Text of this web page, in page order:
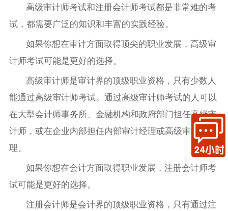
高级审计师考试和注册会计师考试都是非常难的考
试，都需要广泛的知识和丰富的实践经验。
如果你想在审计方面取得顶尖的职业发展，高级审
计师考试可能是更好的选择。
高级审计师是审计界的顶级职业资格，只有少数人
能通过高级审计师考试。通过高级审计师考试的人可以
在大型会计师事务所、金融机构和政府部门担任高级审
计师，或在企业内部担任内部审计经理或高级审计经
理。
如果你想在会计方面取得职业发展，注册会计师考
试可能是更好的选择。
注册会计师是会计界的顶级职业资格，只有通过注